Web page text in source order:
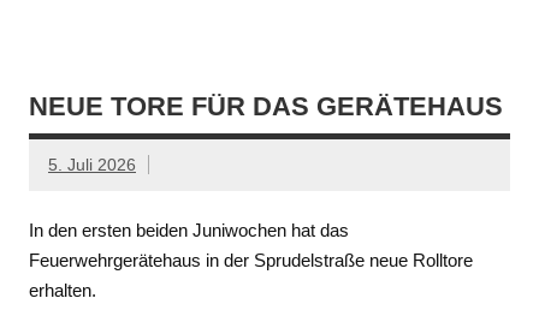
NEUE TORE FÜR DAS GERÄTEHAUS
5. Juli 2026
In den ersten beiden Juniwochen hat das
Feuerwehrgerätehaus in der Sprudelstraße neue Rolltore
erhalten.